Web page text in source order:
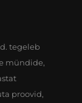
tegeleb
mündide,
proovid,